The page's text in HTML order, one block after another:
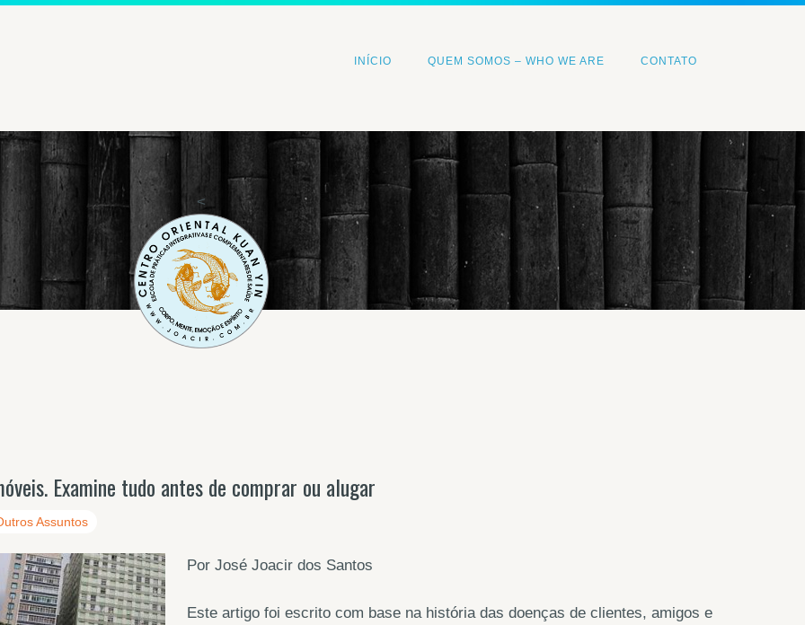
INÍCIO QUEM SOMOS – WHO WE ARE CONTATO
<
Examine tudo antes de comprar ou alugar
Assuntos
Por José Joacir dos Santos
Este artigo foi escrito com base na história das doenças de clientes, amigos e